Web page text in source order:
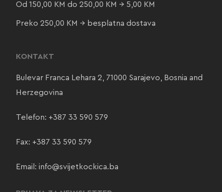
Od 150,00 KM do 250,00 KM → 5,00 KM
Preko 250,00 KM → besplatna dostava
KONTAKT
Bulevar Franca Lehara 2, 71000 Sarajevo, Bosnia and
Herzegovina
Telefon: +387 33 590 579
Fax: +387 33 590 579
Email: info@svijetkockica.ba